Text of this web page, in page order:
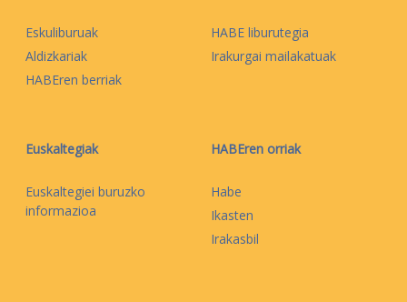
Eskuliburuak
Aldizkariak
HABEren berriak
HABE liburutegia
Irakurgai mailakatuak
Euskaltegiak
Euskaltegiei buruzko
informazioa
HABEren orriak
Habe
Ikasten
Irakasbil